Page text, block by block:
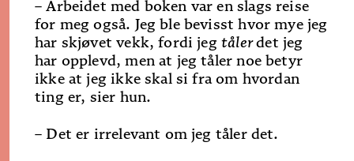
– Arbeidet med boken var en slags reise
for meg også. Jeg ble bevisst hvor mye jeg
har skjøvet vekk, fordi jegtålerdet jeg
har opplevd, men at jeg tåler noe betyr
ikke at jeg ikke skal si fra om hvordan
ting er, sier hun.
– Det er irrelevant om jeg tåler det.